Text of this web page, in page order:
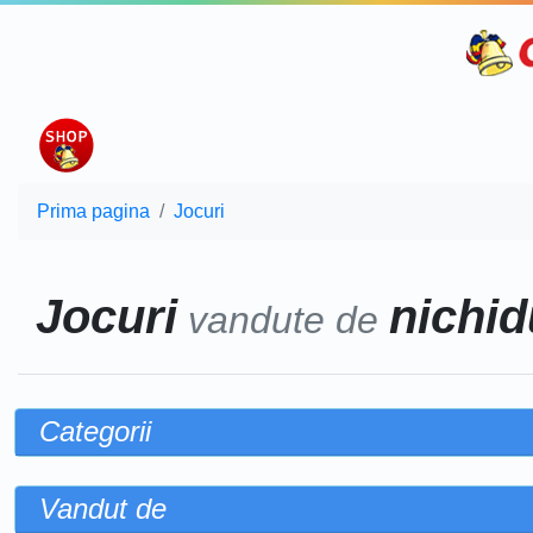
Prima pagina Jocuri
Jocurivandute de
Categorii
Vandut de